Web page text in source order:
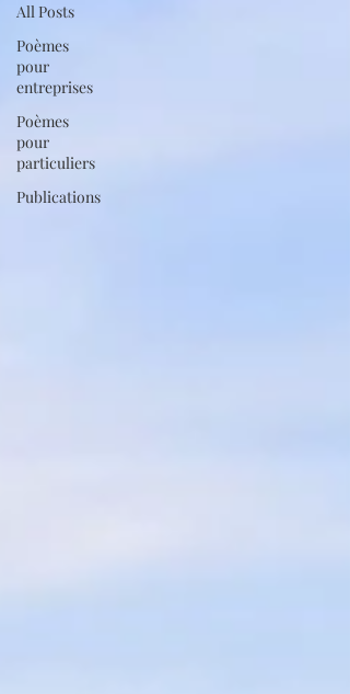
All Posts
Poèmes
pour
entreprises
Poèmes
pour
particuliers
Publications